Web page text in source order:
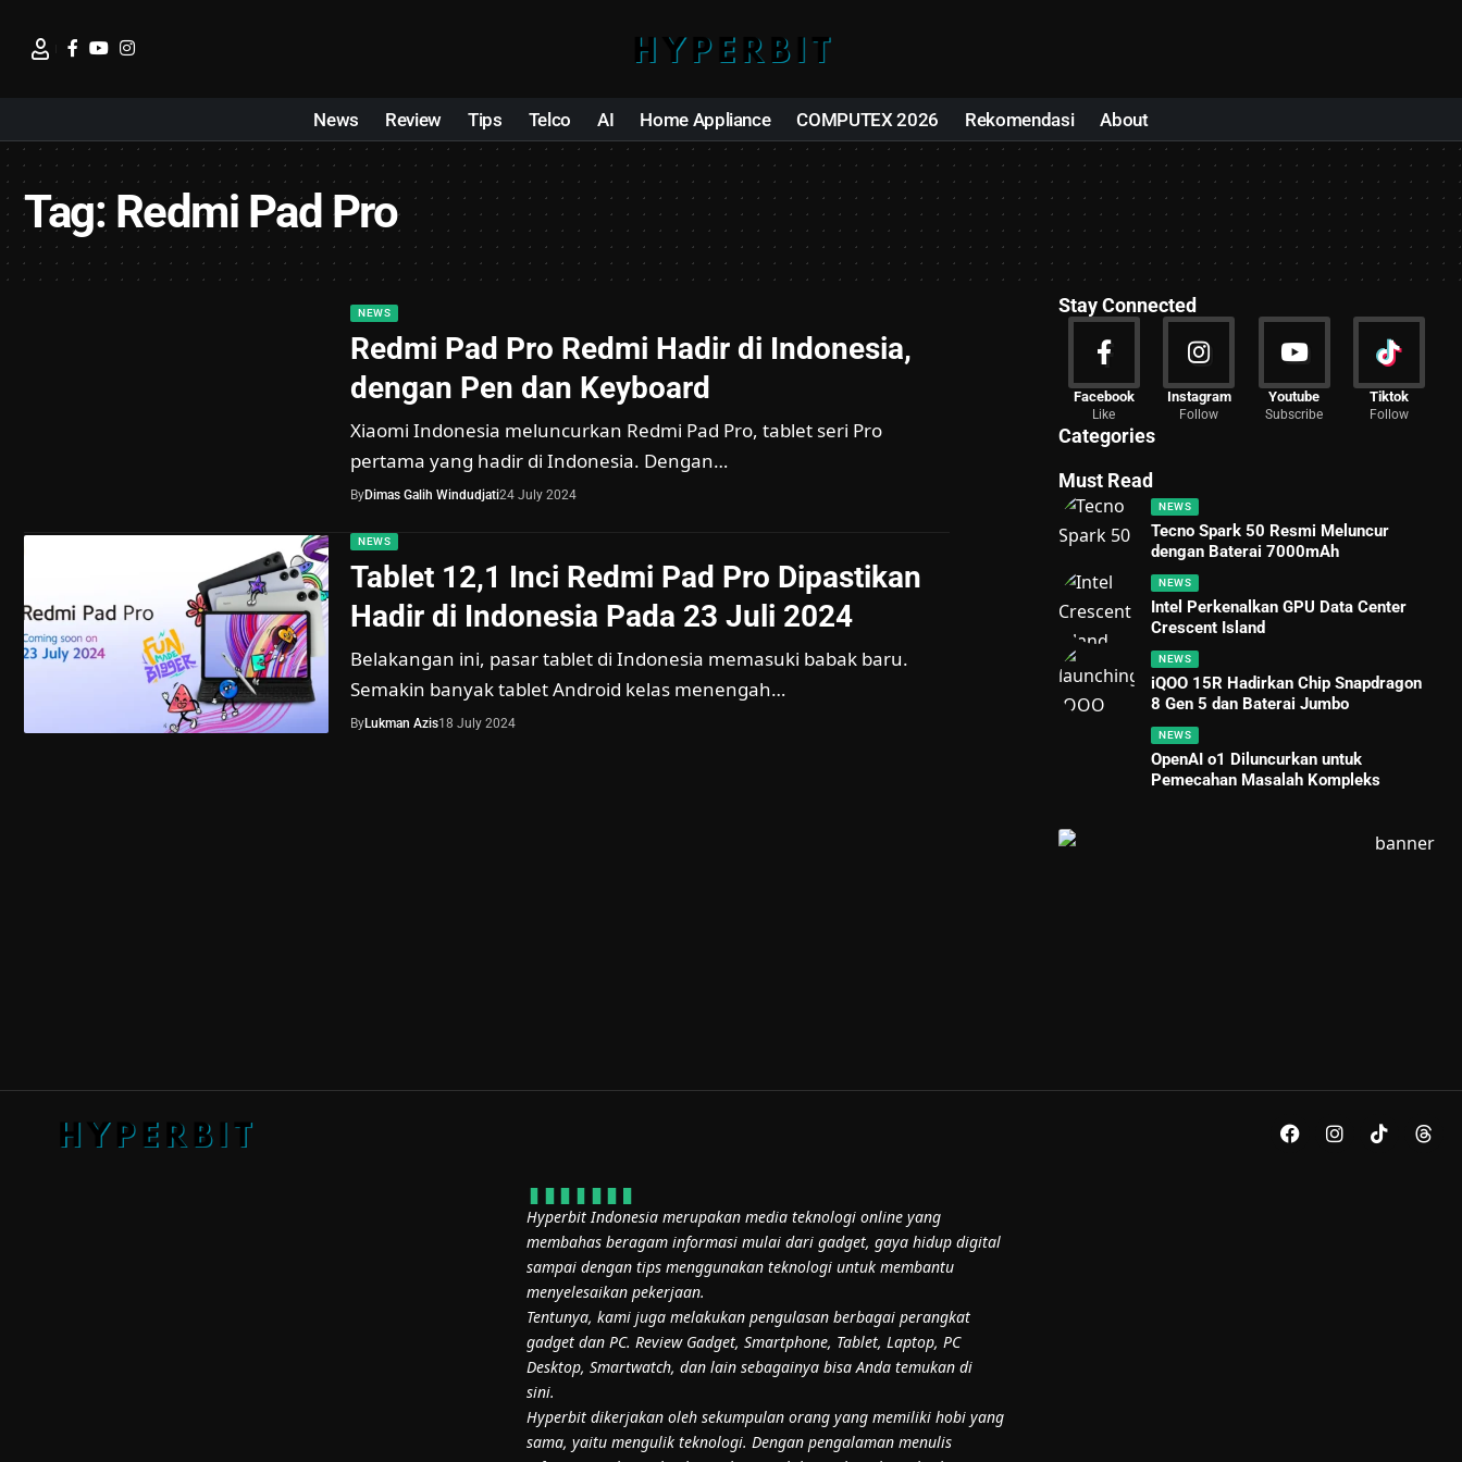
News Review Tips Telco AI Home Appliance COMPUTEX 2026 Rekomendasi About
Tag: Redmi Pad Pro
NEWS
Redmi Pad Pro Redmi Hadir di Indonesia,
dengan Pen dan Keyboard
Xiaomi Indonesia meluncurkan Redmi Pad Pro, tablet seri Pro
pertama yang hadir di Indonesia. Dengan…
ByDimas Galih Windudjati24 July 2024
NEWS
Tablet 12,1 Inci Redmi Pad Pro Dipastikan
Hadir di Indonesia Pada 23 Juli 2024
Belakangan ini, pasar tablet di Indonesia memasuki babak baru.
Semakin banyak tablet Android kelas menengah…
ByLukman Azis18 July 2024
Stay Connected
Facebook
Like
Instagram
Follow
Youtube
Subscribe
Tiktok
Follow
Categories
News
2024 Articles
Must Read
NEWS
Tecno Spark 50 Resmi Meluncur
dengan Baterai 7000mAh
NEWS
Intel Perkenalkan GPU Data Center
Crescent Island
NEWS
iQOO 15R Hadirkan Chip Snapdragon
8 Gen 5 dan Baterai Jumbo
NEWS
OpenAI o1 Diluncurkan untuk
Pemecahan Masalah Kompleks
Hyperbit Indonesia merupakan media teknologi online yang
membahas beragam informasi mulai dari gadget, gaya hidup digital
sampai dengan tips menggunakan teknologi untuk membantu
menyelesaikan pekerjaan.
Tentunya, kami juga melakukan pengulasan berbagai perangkat
gadget dan PC. Review Gadget, Smartphone, Tablet, Laptop, PC
Desktop, Smartwatch, dan lain sebagainya bisa Anda temukan di
sini.
Hyperbit dikerjakan oleh sekumpulan orang yang memiliki hobi yang
sama, yaitu mengulik teknologi. Dengan pengalaman menulis